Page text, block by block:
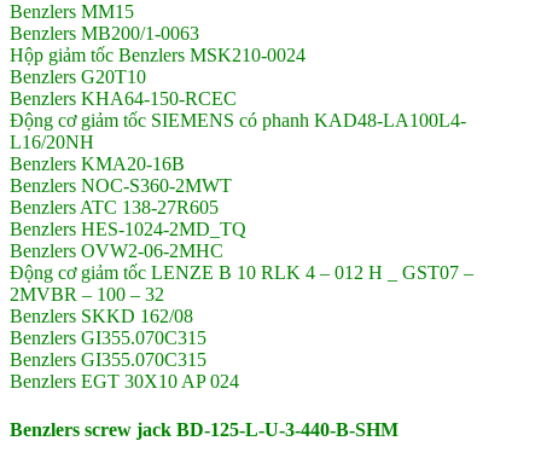
Benzlers MM15
Benzlers MB200/1-0063
Hộp giảm tốc Benzlers MSK210-0024
Benzlers G20T10
Benzlers KHA64-150-RCEC
Động cơ giảm tốc SIEMENS có phanh KAD48-LA100L4-
L16/20NH
Benzlers KMA20-16B
Benzlers NOC-S360-2MWT
Benzlers ATC 138-27R605
Benzlers HES-1024-2MD_TQ
Benzlers OVW2-06-2MHC
Động cơ giảm tốc LENZE B 10 RLK 4 – 012 H _ GST07 –
2MVBR – 100 – 32
Benzlers SKKD 162/08
Benzlers GI355.070C315
Benzlers GI355.070C315
Benzlers EGT 30X10 AP 024
Benzlers screw jack BD-125-L-U-3-440-B-SHM